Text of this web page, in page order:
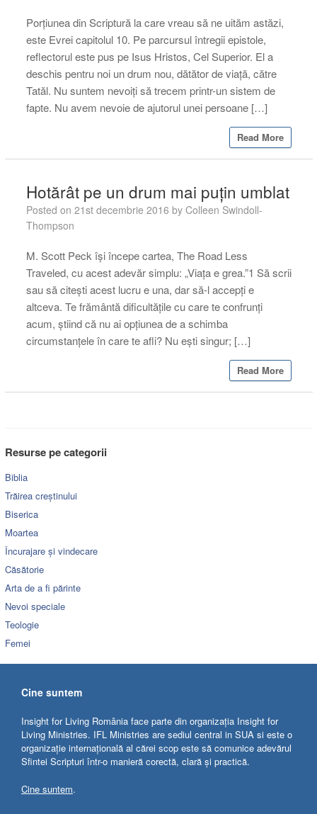
Porțiunea din Scriptură la care vreau să ne uităm astăzi,
este Evrei capitolul 10. Pe parcursul întregii epistole,
reflectorul este pus pe Isus Hristos, Cel Superior. El a
deschis pentru noi un drum nou, dătător de viață, către
Tatăl. Nu suntem nevoiți să trecem printr-un sistem de
fapte. Nu avem nevoie de ajutorul unei persoane […]
Read More
Hotărât pe un drum mai puțin umblat
Posted on 21st decembrie 2016 by Colleen Swindoll-
Thompson
M. Scott Peck își începe cartea, The Road Less
Traveled, cu acest adevăr simplu: „Viața e grea.”1 Să scrii
sau să citești acest lucru e una, dar să-l accepți e
altceva. Te frământă dificultățile cu care te confrunți
acum, știind că nu ai opțiunea de a schimba
circumstanțele în care te afli? Nu ești singur; […]
Read More
Resurse pe categorii
Biblia
Trăirea creștinului
Biserica
Moartea
Încurajare și vindecare
Căsătorie
Arta de a fi părinte
Nevoi speciale
Teologie
Femei
Cine suntem
Insight for Living România face parte din organizația Insight for
Living Ministries. IFL Ministries are sediul central in SUA si este o
organizație internațională al cărei scop este să comunice adevărul
Sfintei Scripturi într-o manieră corectă, clară și practică.
Cine suntem.